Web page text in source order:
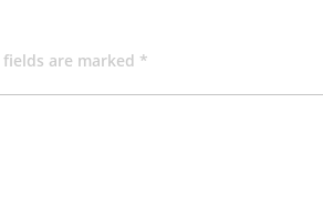
are marked *